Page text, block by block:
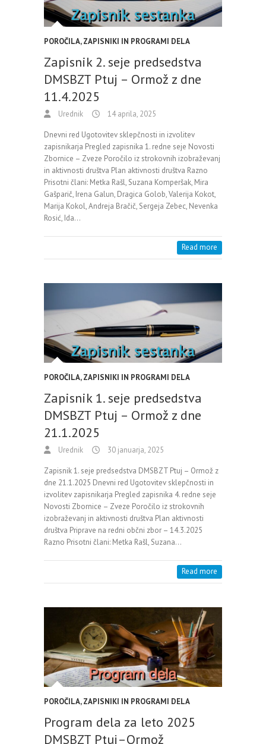
POROČILA, ZAPISNIKI IN PROGRAMI DELA
Zapisnik 2. seje predsedstva
DMSBZT Ptuj – Ormož z dne
11.4.2025
Urednik 14 aprila, 2025
Dnevni red Ugotovitev sklepčnosti in izvolitev
zapisnikarja Pregled zapisnika 1. redne seje Novosti
Zbornice – Zveze Poročilo iz strokovnih izobraževanj
in aktivnosti društva Plan aktivnosti društva Razno
Prisotni člani: Metka Rašl, Suzana Komperšak, Mira
Gašparič, Irena Galun, Dragica Golob, Valerija Kokot,
Marija Kokol, Andreja Bračič, Sergeja Zebec, Nevenka
Rosić, Ida…
Read more
POROČILA, ZAPISNIKI IN PROGRAMI DELA
Zapisnik 1. seje predsedstva
DMSBZT Ptuj – Ormož z dne
21.1.2025
Urednik 30 januarja, 2025
Zapisnik 1. seje predsedstva DMSBZT Ptuj – Ormož z
dne 21.1.2025 Dnevni red Ugotovitev sklepčnosti in
izvolitev zapisnikarja Pregled zapisnika 4. redne seje
Novosti Zbornice – Zveze Poročilo iz strokovnih
izobraževanj in aktivnosti društva Plan aktivnosti
društva Priprave na redni občni zbor – 14.3.2025
Razno Prisotni člani: Metka Rašl, Suzana…
Read more
POROČILA, ZAPISNIKI IN PROGRAMI DELA
Program dela za leto 2025
DMSBZT Ptuj–Ormož